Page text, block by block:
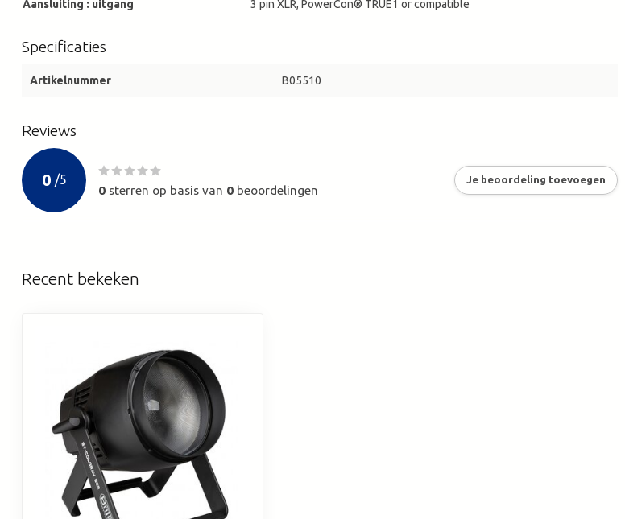
Aansluiting : uitgang
3 pin XLR, PowerCon® TRUE1 or compatible
Specificaties
Artikelnummer B05510
Reviews
0 /5
0 sterren op basis van 0 beoordelingen
Je beoordeling toevoegen
Recent bekeken